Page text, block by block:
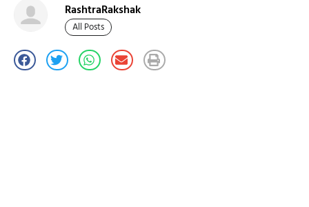
RashtraRakshak
All Posts